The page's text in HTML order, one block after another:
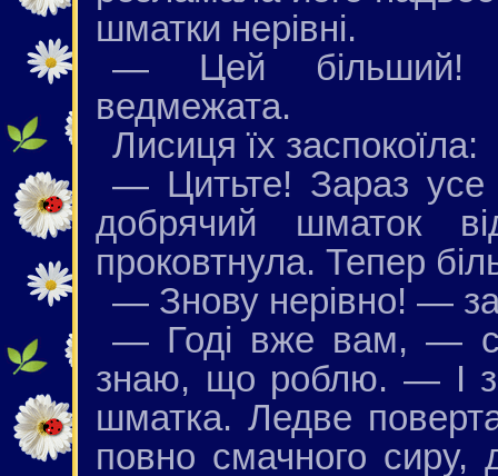
шматки нерівні.
— Цей більший!
ведмежата.
Лисиця їх заспокоїла:
— Цитьте! Зараз усе
добрячий шматок
проковтнула. Тепер
— Знову нерівно! —
— Годі вже вам, —
знаю, що роблю. — І
шматка. Ледве
повно смачного